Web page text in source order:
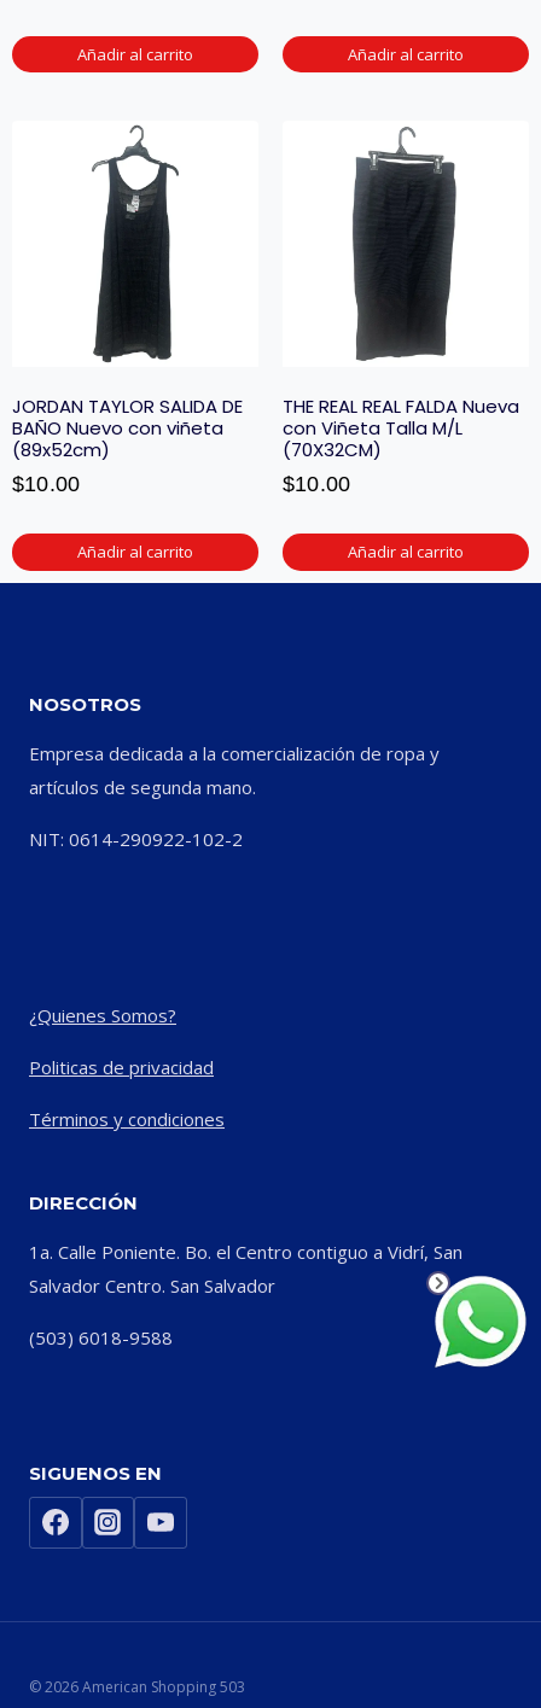
Añadir al carrito Añadir al carrito
JORDAN TAYLOR SALIDA DE
BAÑO Nuevo con viñeta
(89x52cm)
$10.00
Añadir al carrito
THE REAL REAL FALDA Nueva
con Viñeta Talla M/L
(70X32CM)
$10.00
Añadir al carrito
NOSOTROS
Empresa dedicada a la comercialización de ropa y
artículos de segunda mano.
NIT: 0614-290922-102-2
¿Quienes Somos?
Politicas de privacidad
Términos y condiciones
DIRECCIÓN
1a. Calle Poniente. Bo. el Centro contiguo a Vidrí, San
Salvador Centro. San Salvador
(503) 6018-9588
SIGUENOS EN
© 2026 American Shopping 503